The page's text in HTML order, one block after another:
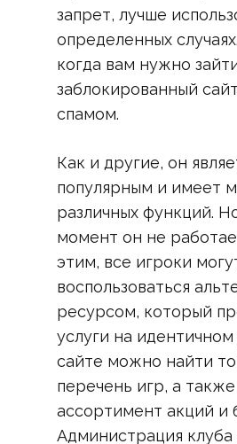
запрет, лучше
определенных
когда вам нужно
заблокированный
спамом.
Как и другие, он
популярным и имеет
различных функций.
момент он не
этим, все игроки
воспользоваться
ресурсом, который
услуги на
сайте можно найти
перечень игр, а
ассортимент акций и
Администрация клуба